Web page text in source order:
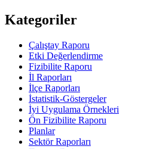
Kategoriler
Çalıştay Raporu
Etki Değerlendirme
Fizibilite Raporu
İl Raporları
İlçe Raporları
İstatistik-Göstergeler
İyi Uygulama Örnekleri
Ön Fizibilite Raporu
Planlar
Sektör Raporları